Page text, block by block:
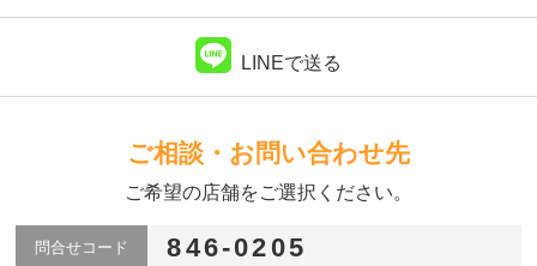
LINEで送る
ご相談・お問い合わせ先
ご希望の店舗をご選択ください。
問合せコード 846-0205